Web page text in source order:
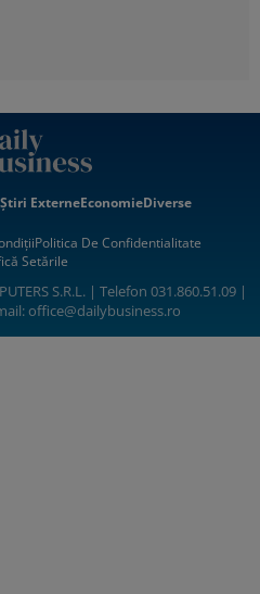
Știri ExterneEconomieDiverse
Politica De Confidentialitate
Setările
S.R.L. | Telefon 031.860.51.09 |
office@dailybusiness.ro